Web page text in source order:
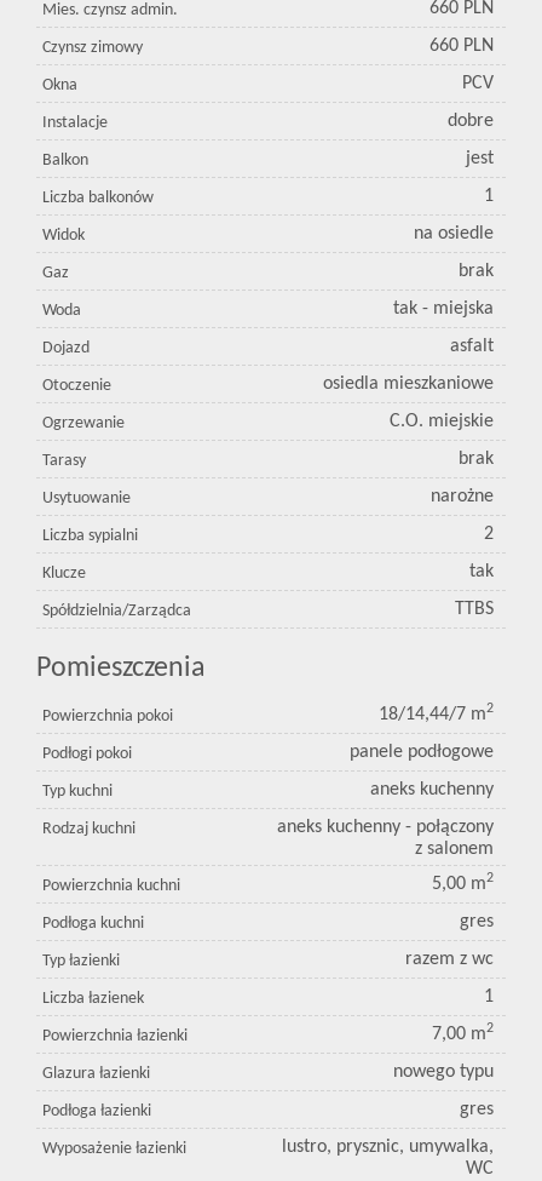
Mies. czynsz admin. 660 PLN
Czynsz zimowy 660 PLN
Okna PCV
Instalacje dobre
Balkon jest
Liczba balkonów 1
Widok na osiedle
Gaz brak
Woda tak - miejska
Dojazd asfalt
Otoczenie osiedla mieszkaniowe
Ogrzewanie C.O. miejskie
Tarasy brak
Usytuowanie narożne
Liczba sypialni 2
Klucze tak
Spółdzielnia/Zarządca TTBS
Pomieszczenia
Powierzchnia pokoi 18/14,44/7 m2
Podłogi pokoi panele podłogowe
Typ kuchni aneks kuchenny
Rodzaj kuchni
aneks kuchenny - połączony
z salonem
Powierzchnia kuchni 5,00 m2
Podłoga kuchni gres
Typ łazienki razem z wc
Liczba łazienek 1
Powierzchnia łazienki 7,00 m2
Glazura łazienki nowego typu
Podłoga łazienki gres
Wyposażenie łazienki
lustro, prysznic, umywalka,
WC